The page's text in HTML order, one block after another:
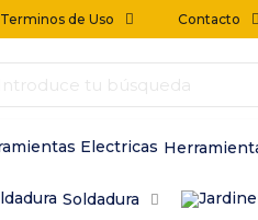
Terminos de Uso Contacto
Soldadura